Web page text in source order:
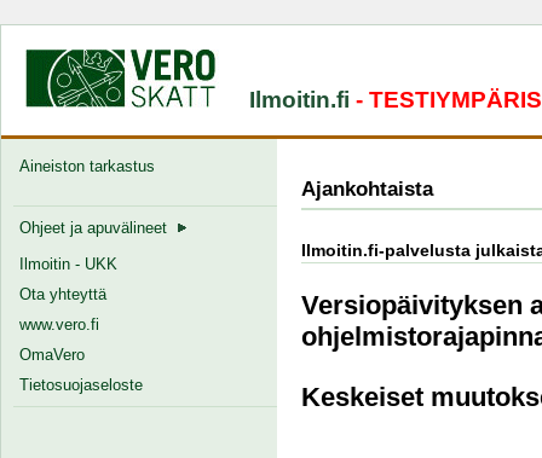
Ilmoitin.fi -
Aineiston tarkastus
Ohjeet ja apuvälineet
Ilmoitin - UKK
Ota yhteyttä
www.vero.fi
OmaVero
Tietosuojaseloste
Ajankohtaista
Ilmoitin.fi-palvelusta
Versiopäivityksen
Keskeiset